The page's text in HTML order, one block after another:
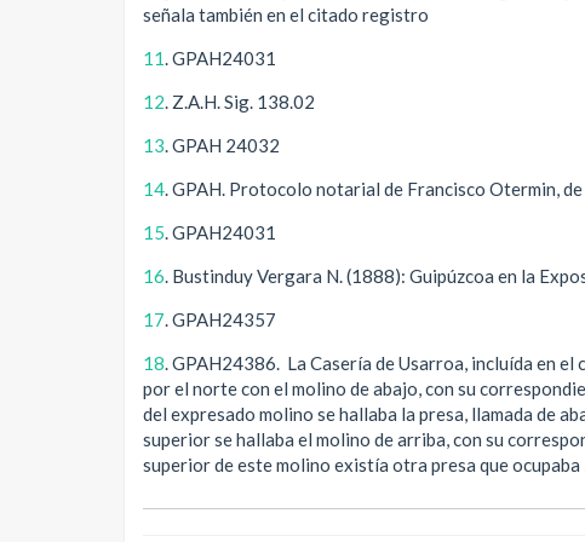
señala también en el citado registro
11. GPAH24031
12. Z.A.H. Sig. 138.02
13. GPAH 24032
14. GPAH. Protocolo notarial de Francisco Otermin,
15. GPAH24031
16. Bustinduy Vergara N. (1888): Guipúzcoa en la
17. GPAH24357
18. GPAH24386. La Casería de Usarroa, incluída en
por el norte con el molino de abajo, con su
del expresado molino se hallaba la presa, llamada de
superior se hallaba el molino de arriba, con su
superior de este molino existía otra presa que ocupaba